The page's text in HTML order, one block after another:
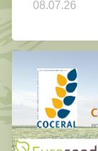
08.07.26